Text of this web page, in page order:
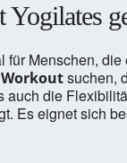
für Menschen, die
suchen,
auch die
Es eignet sich